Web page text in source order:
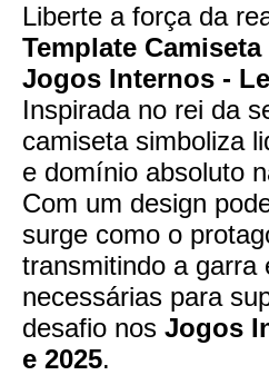
Liberte a força da
Template
Jogos Internos -
Inspirada no rei da
camiseta simboliza
e domínio absoluto
Com um design
surge como o
transmitindo a garra
necessárias para
desafio nos Jogos
e 2025.